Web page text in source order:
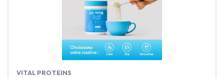
VITAL PROTEINS